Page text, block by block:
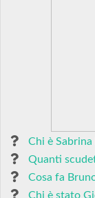
Chi è
Quanti
Cosa fa
Chi è stato